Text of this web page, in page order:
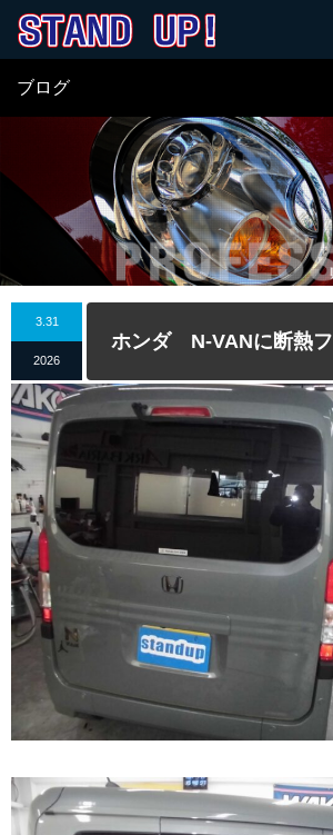
ブログ
3.31
2026
ホンダ N-VANに断熱